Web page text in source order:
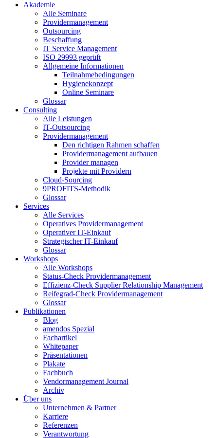
Akademie
Alle Seminare
Providermanagement
Outsourcing
Beschaffung
IT Service Management
ISO 29993 geprüft
Allgemeine Informationen
Teilnahmebedingungen
Hygienekonzept
Online Seminare
Glossar
Consulting
Alle Leistungen
IT-Outsourcing
Providermanagement
Den richtigen Rahmen schaffen
Providermanagement aufbauen
Provider managen
Projekte mit Providern
Cloud-Sourcing
9PROFITS-Methodik
Glossar
Services
Alle Services
Operatives Providermanagement
Operativer IT-Einkauf
Strategischer IT-Einkauf
Glossar
Workshops
Alle Workshops
Status-Check Providermanagement
Effizienz-Check Supplier Relationship Management
Reifegrad-Check Providermanagement
Glossar
Publikationen
Blog
amendos Spezial
Fachartikel
Whitepaper
Präsentationen
Plakate
Fachbuch
Vendormanagement Journal
Archiv
Über uns
Unternehmen & Partner
Karriere
Referenzen
Verantwortung